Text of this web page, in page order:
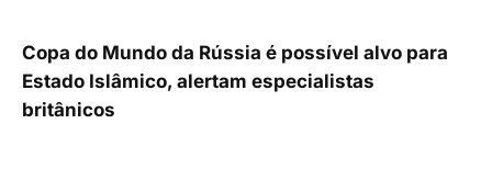
Copa do Mundo da Rússia é possível alvo para
Estado Islâmico, alertam especialistas
britânicos